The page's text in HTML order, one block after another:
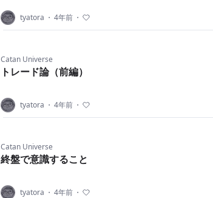
tyatora ・ 4年前 ・
Catan Universe
トレード論（前編）
tyatora ・ 4年前 ・
Catan Universe
終盤で意識すること
tyatora ・ 4年前 ・